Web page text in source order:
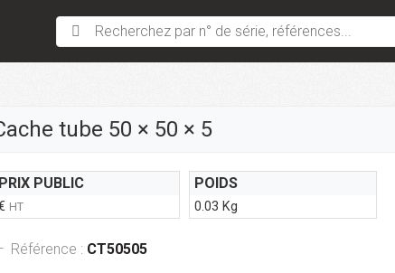
Recherchez par n° de série, références...
tube 50 × 50 × 5
PRIX PUBLIC
HT
POIDS
0.03 Kg
Référence : CT50505